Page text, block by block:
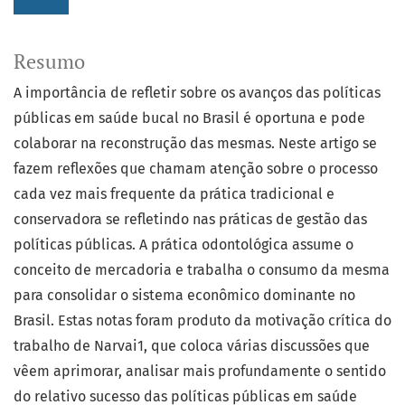
Resumo
A importância de refletir sobre os avanços das políticas
públicas em saúde bucal no Brasil é oportuna e pode
colaborar na reconstrução das mesmas. Neste artigo se
fazem reflexões que chamam atenção sobre o processo
cada vez mais frequente da prática tradicional e
conservadora se refletindo nas práticas de gestão das
políticas públicas. A prática odontológica assume o
conceito de mercadoria e trabalha o consumo da mesma
para consolidar o sistema econômico dominante no
Brasil. Estas notas foram produto da motivação crítica do
trabalho de Narvai1, que coloca várias discussões que
vêem aprimorar, analisar mais profundamente o sentido
do relativo sucesso das políticas públicas em saúde